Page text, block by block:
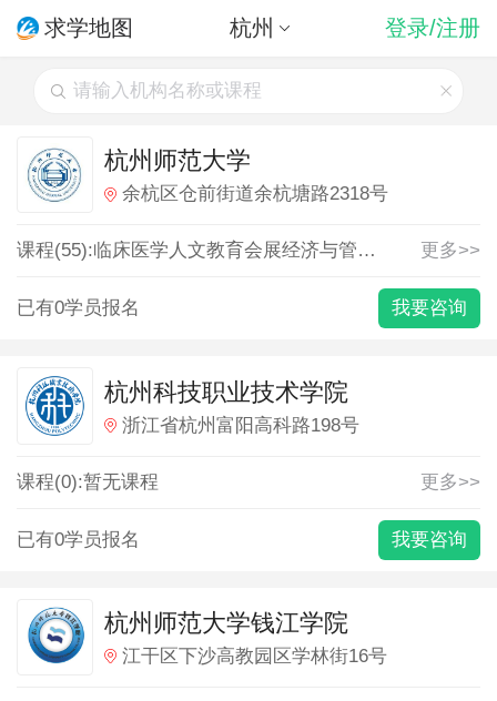
求学地图 杭州 登录/注册
杭州师范大学
余杭区仓前街道余杭塘路2318号
课程(55):临床医学 人文教育会展经济与管理 体育教育信息
更多>>
已有0学员报名 我要咨询
杭州科技职业技术学院
浙江省杭州富阳高科路198号
课程(0):暂无课程 更多>>
已有0学员报名 我要咨询
杭州师范大学钱江学院
江干区下沙高教园区学林街16号